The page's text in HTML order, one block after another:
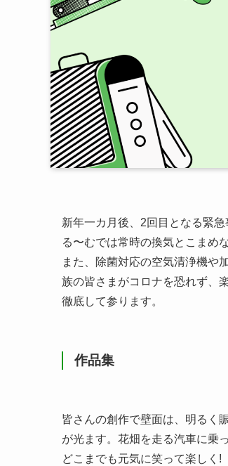
新年一カ月後、2回目となる緊
る〜むでは常時の換気とこまめ
また、除菌対応の空気清浄機や
族の皆さまがコロナを恐れず、
徹底して参ります。
作品集
皆さんの創作で壁面は、明るく
が光ます。花畑を走る汽車に乗
どこまでも元気に笑って楽しく!